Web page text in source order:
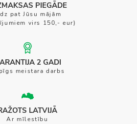
PIEGĀDE
pat Jūsu mājām
virs 150,- eur)
2 GADI
meistara darbs
LATVIJĀ
Ar mīlestību